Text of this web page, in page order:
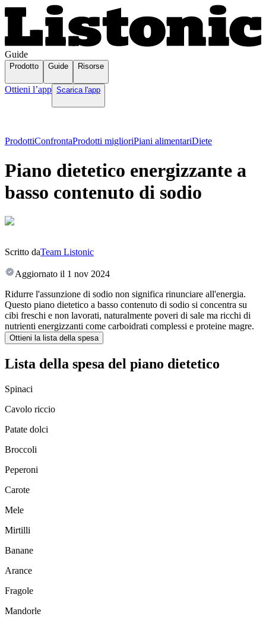
Guide
Prodotto Guide Risorse
Ottieni l’app Scarica l'app
ProdottiConfrontaProdotti miglioriPiani alimentariDiete
Piano dietetico energizzante a
basso contenuto di sodio
Scritto daTeam Listonic
Aggiornato il 1 nov 2024
Ridurre l'assunzione di sodio non significa rinunciare all'energia.
Questo piano dietetico a basso contenuto di sodio si concentra su
cibi freschi e non lavorati, naturalmente poveri di sale ma ricchi di
nutrienti energizzanti come carboidrati complessi e proteine magre.
Ottieni la lista della spesa
Lista della spesa del piano dietetico
Spinaci
Cavolo riccio
Patate dolci
Broccoli
Peperoni
Carote
Mele
Mirtilli
Banane
Arance
Fragole
Mandorle